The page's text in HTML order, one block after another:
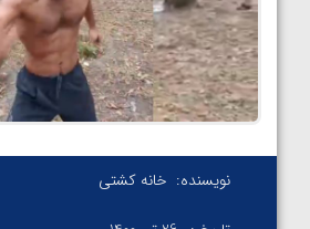
نویسنده: خانه کشتی